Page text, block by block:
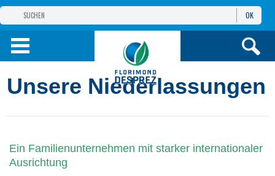
GRUPPE
PRODUKTE
OK
Unsere Niederlassungen
Ein Familienunternehmen mit starker internationaler
Ausrichtung